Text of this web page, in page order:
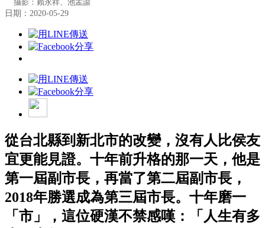
攝影：賴永祥、池孟諭
日期：2020-05-29
從台北縣到新北市的改變，沒有人比侯友
宜更能見證。十年前升格的那一天，他是
第一屆副市長，再當了第二屆副市長，
2018年勝選成為第三屆市長。十年磨一
「市」，這位硬漢不禁感嘆：「人生有多